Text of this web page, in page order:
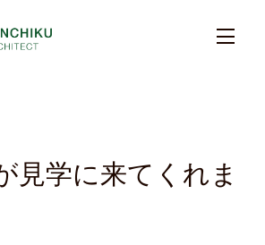
見学に来てくれま